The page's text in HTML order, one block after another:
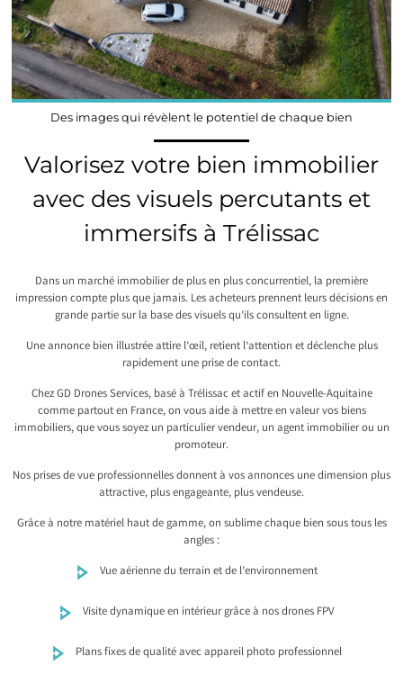
Des images qui révèlent le potentiel de chaque bien
Valorisez votre bien immobilier
avec des visuels percutants et
immersifs à Trélissac
Dans un marché immobilier de plus en plus concurrentiel, la première
impression compte plus que jamais. Les acheteurs prennent leurs décisions en
grande partie sur la base des visuels qu’ils consultent en ligne.
Une annonce bien illustrée attire l’œil, retient l’attention et déclenche plus
rapidement une prise de contact.
Chez GD Drones Services, basé à Trélissac et actif en Nouvelle-Aquitaine
comme partout en France, on vous aide à mettre en valeur vos biens
immobiliers, que vous soyez un particulier vendeur, un agent immobilier ou un
promoteur.
Nos prises de vue professionnelles donnent à vos annonces une dimension plus
attractive, plus engageante, plus vendeuse.
Grâce à notre matériel haut de gamme, on sublime chaque bien sous tous les
angles :
Vue aérienne du terrain et de l’environnement
Visite dynamique en intérieur grâce à nos drones FPV
Plans fixes de qualité avec appareil photo professionnel